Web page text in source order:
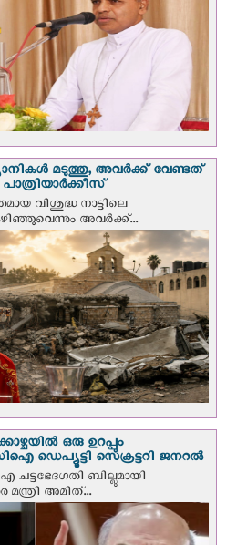
മടുത്തു, അവർക്ക് വേണ്ടത്
വിശുദ്ധ നാട്ടിലെ
അവർക്ക്...
ഒരു ഉറപ്പും
ഡെപ്യൂട്ടി സെക്രട്ടറി ജനറല്‍
ബില്ലുമായി
മന്ത്രി അമിത്...